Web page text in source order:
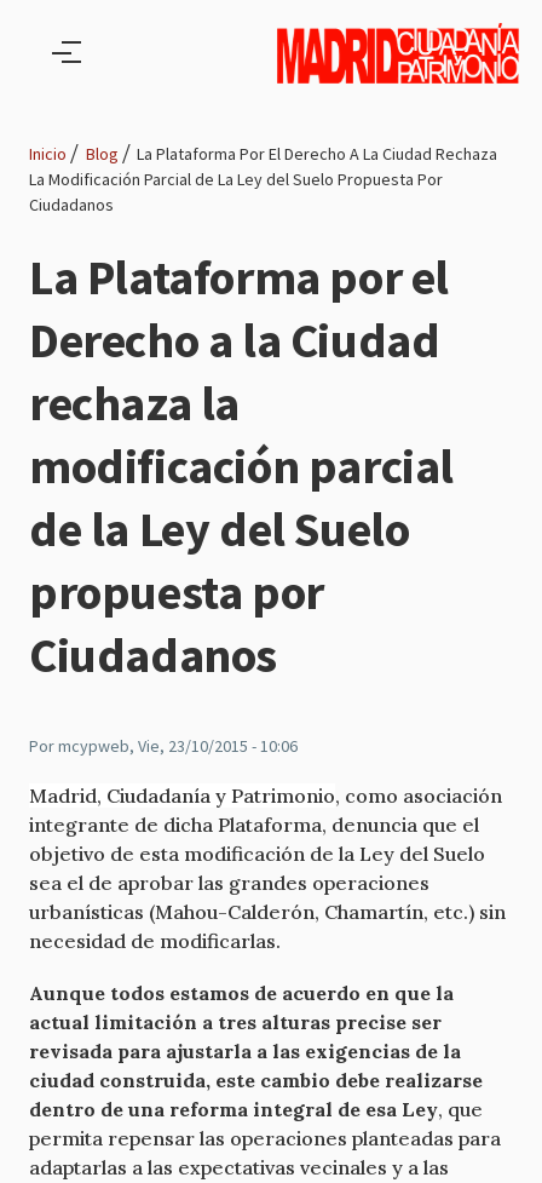
Ruta
de
navegación
Inicio Blog
La Plataforma Por El Derecho A La Ciudad Rechaza
La Modificación Parcial de La Ley del Suelo Propuesta Por
Ciudadanos
La Plataforma por el
Derecho a la Ciudad
rechaza la
modificación parcial
de la Ley del Suelo
propuesta por
Ciudadanos
Pormcypweb, Vie, 23/10/2015 - 10:06
Madrid, Ciudadanía y Patrimonio, como asociación
integrante de dicha Plataforma, denuncia que el
objetivo de esta modificación de la Ley del Suelo
sea el de aprobar las grandes operaciones
urbanísticas (Mahou-Calderón, Chamartín, etc.) sin
necesidad de modificarlas.
Aunque todos estamos de acuerdo en que la
actual limitación a tres alturas precise ser
revisada para ajustarla a las exigencias de la
ciudad construida, este cambio debe realizarse
dentro de una reforma integral de esa Ley, que
permita repensar las operaciones planteadas para
adaptarlas a las expectativas vecinales y a las